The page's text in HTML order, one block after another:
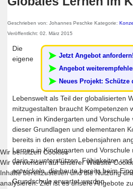
Geschrieben von: Johannes Peschke Kategorie:
Veröffentlicht: 02. März 2015
Jetzt Angebot anfordern!
Angebot
Neues Projekt:
Die
eigene
Lebenswelt als Teil der globalisierten
mitzugestalten braucht Kompetenzen
Lernen in Kindergarten und Vorschule
dieser Grundlagen und elementaren
bereits in den ersten Lebensjahren
Lernen in Kindergarten und Vorschule
darin zu unterstützen, Fähigkeiten
entwickeln, die heute bereits beim
Grundschule erwartet werden.
Wir benutzen Cookies
Wir verwenden auf unserer Website
Inhalte bereitzustellen und die Nutzung
analysieren. Ziel ist es unsere Angebote